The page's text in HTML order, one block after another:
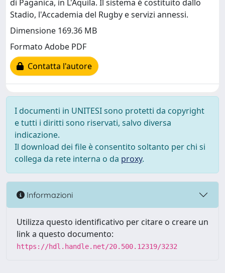
di Paganica, in L'Aquila. Il sistema è costituito dallo
Stadio, l'Accademia del Rugby e servizi annessi.
Dimensione 169.36 MB
Formato Adobe PDF
Contatta l'autore
I documenti in UNITESI sono protetti da copyright
e tutti i diritti sono riservati, salvo diversa
indicazione.
Il download dei file è consentito soltanto per chi si
collega da rete interna o da proxy.
Informazioni
Utilizza questo identificativo per citare o creare un
link a questo documento:
https://hdl.handle.net/20.500.12319/3232